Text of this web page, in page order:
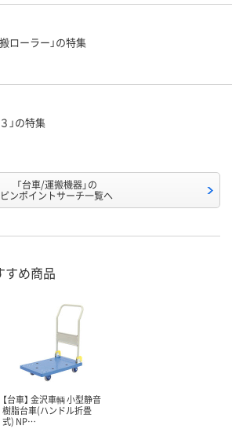
ローラー」の特集
」の特集
「台車/運搬機器」の
ピンポイントサーチ一覧へ
すめ商品
【台車】 金沢車輌 小型静音
樹脂台車(ハンドル折畳
式) NP…